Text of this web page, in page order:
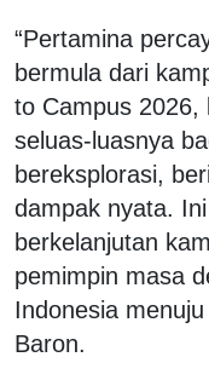
“Pertamina
bermula dari
to Campus 2026,
seluas-luasnya
bereksplorasi,
dampak nyata.
berkelanjutan
pemimpin masa
Indonesia
Baron.